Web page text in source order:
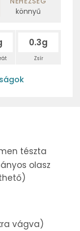
könnyű
0.3g
Zsír
tészta
olasz
vágva)